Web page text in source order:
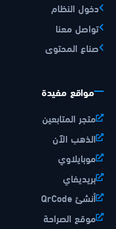
دخول النظام
تواصل معنا
صناع المحتوى
مواقع مفيدة
متجر المتابعين
الذهب الآن
موبايلاوي
بريديفاي
أنشئ QrCode
موقع الصراحة